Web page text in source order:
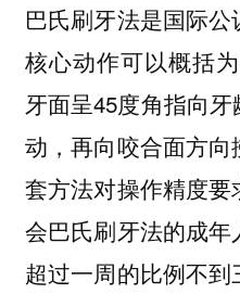
巴氏刷牙法是国际
核心动作可以概括
牙面呈45度角指向
动，再向咬合面方
套方法对操作精度
会巴氏刷牙法的成
超过一周的比例不